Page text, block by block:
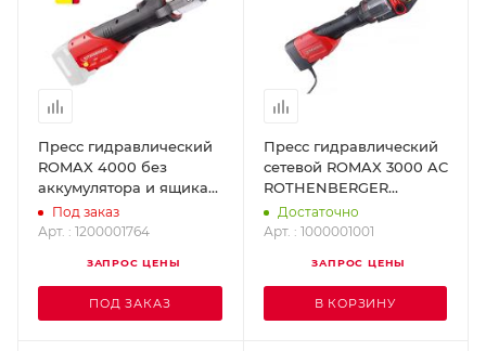
Пресс гидравлический
ROMAX 4000 без
аккумулятора и ящика
ROTHENBERGER
1200001764
Под заказ
Арт. : 1200001764
ЗАПРОС ЦЕНЫ
ПОД ЗАКАЗ
Пресс гидравлический
сетевой ROMAX 3000 AC
ROTHENBERGER
1000001001
Достаточно
Арт. : 1000001001
ЗАПРОС ЦЕНЫ
В КОРЗИНУ